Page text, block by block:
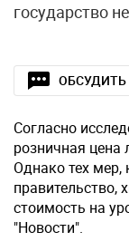
государство
ОБСУДИТЬ
Согласно
розничная цена
Однако тех
правительство,
стоимость на
"Новости".